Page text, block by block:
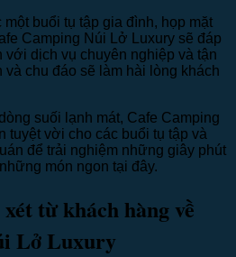
buổi tụ tập gia đình, họp mặt
Camping Núi Lở Luxury sẽ đáp
với dịch vụ chuyên nghiệp và tận
và chu đáo sẽ làm hài lòng khách
suối lạnh mát, Cafe Camping
tuyệt vời cho các buổi tụ tập và
để trải nghiệm những giây phút
món ngon tại đây.
từ khách hàng về
Lở Luxury